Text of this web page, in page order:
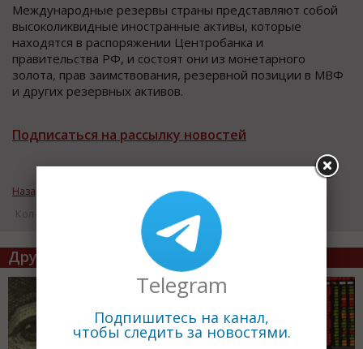
Международные резервы страны представляют собой
высоколиквидные иностранные активы, которые
находятся в распоряжении Центробанка и
правительства РФ, и состоят они из монетарного
золота, прав заимствования, резервной позиции в МВФ
и других резервных активов.
Подписаться на рассылку новостей
Назад к рубрике «ВАЖНЫЕ НОВОСТИ»
Кол-во просмотров: 17281
Другие статьи по теме
Telegram
Подпишитесь на канал,
чтобы следить за новостями.